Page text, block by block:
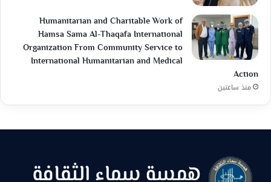
Humanitarian and Charitable Work of
Hamsa Sama Al-Thaqafa International
Organization From Community Service to
International Humanitarian and Medical
Action
منذ ساعتين